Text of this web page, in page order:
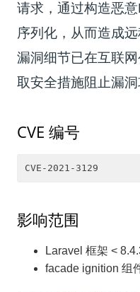
请求，通过构造恶
序列化，从而造成
漏洞细节已在互联
取安全措施阻止漏洞
CVE 编号
影响范围
Laravel 框架 <
facade ignition 组